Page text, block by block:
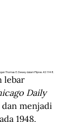
Thomas E. Dewey dalam Pilpres AS 1948.
lebar
Daily
menjadi
1948.